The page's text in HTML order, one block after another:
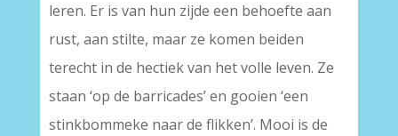
leren. Er is van hun zijde een behoefte aan
rust, aan stilte, maar ze komen beiden
terecht in de hectiek van het volle leven. Ze
staan ‘op de barricades’ en gooien ‘een
stinkbommeke naar de flikken’. Mooi is de